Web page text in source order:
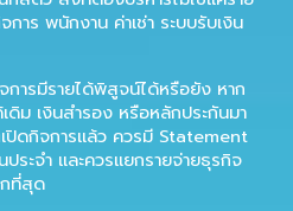
าร พนักงาน ค่าเช่า ระบบรับเงิน
การมีรายได้พิสูจน์ได้หรือยัง หาก
ดิม เงินสำรอง หรือหลักประกันมา
ปิดกิจการแล้ว ควรมี Statement
ประจำ และควรแยกรายจ่ายธุรกิจ
กที่สุด